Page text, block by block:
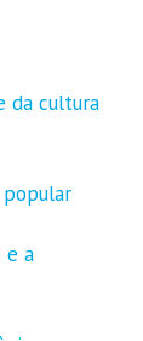
da cultura
popular
e a